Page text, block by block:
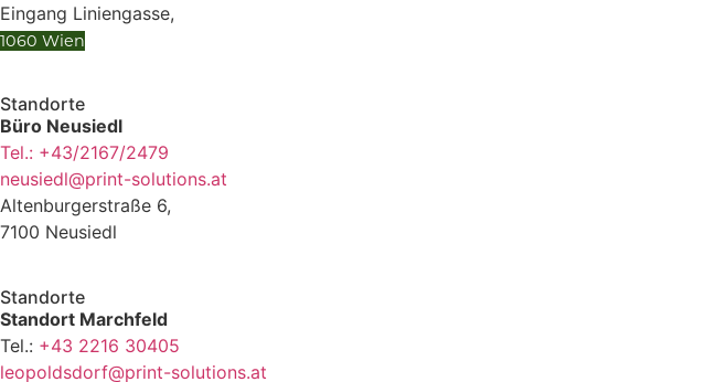
Eingang Liniengasse,
1060 Wien
Standorte
Büro Neusiedl
Tel.: +43/2167/2479
neusiedl@print-solutions.at
Altenburgerstraße 6,
7100 Neusiedl
Standorte
Standort Marchfeld
Tel.: +43 2216 30405
leopoldsdorf@print-solutions.at